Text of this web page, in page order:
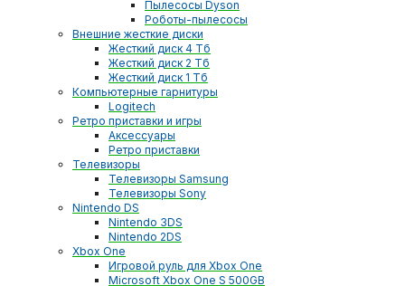
Пылесосы Dyson
Роботы-пылесосы
Внешние жесткие диски
Жесткий диск 4 Тб
Жесткий диск 2 Тб
Жесткий диск 1 Тб
Компьютерные гарнитуры
Logitech
Ретро приставки и игры
Аксессуары
Ретро приставки
Телевизоры
Телевизоры Samsung
Телевизоры Sony
Nintendo DS
Nintendo 3DS
Nintendo 2DS
Xbox One
Игровой руль для Xbox One
Microsoft Xbox One S 500GB